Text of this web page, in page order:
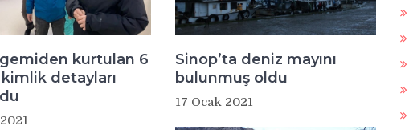
kurtulan 6
detayları
Sinop’ta deniz mayını
bulunmuş oldu
17 Ocak 2021